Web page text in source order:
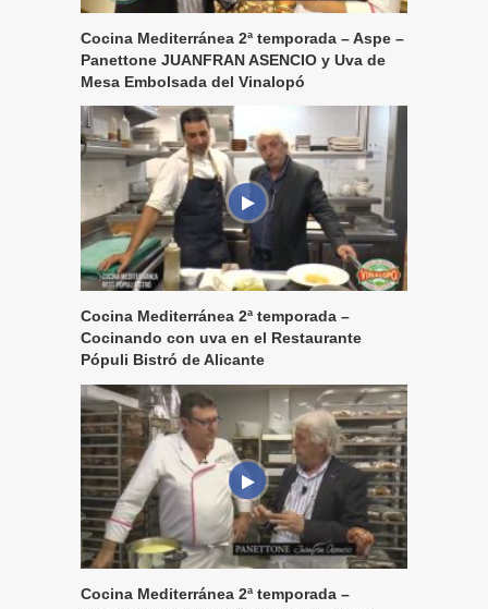
Cocina Mediterránea 2ª temporada – Aspe –
Panettone JUANFRAN ASENCIO y Uva de
Mesa Embolsada del Vinalopó
Cocina Mediterránea 2ª temporada –
Cocinando con uva en el Restaurante
Pópuli Bistró de Alicante
Cocina Mediterránea 2ª temporada –